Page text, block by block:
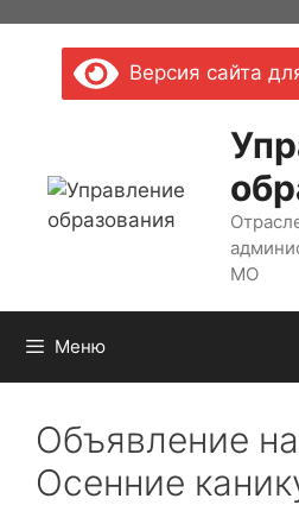
содержимомуВерсия сайта
МО
Меню
Объявление
Осенние